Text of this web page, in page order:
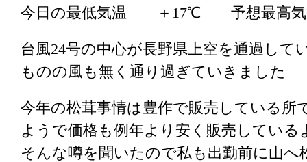
今日の最低気温 ＋17℃ 予想最
台風24号の中心が長野県上空を通過して
ものの風も無く通り過ぎていきました
今年の松茸事情は豊作で販売している
ようで価格も例年より安く販売している
そんな噂を聞いたので私も出勤前に山